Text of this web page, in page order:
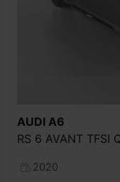
AUDI A6
RS 6 AVANT TFSI
2020